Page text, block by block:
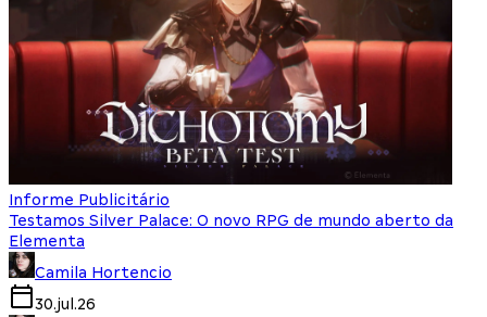
Informe Publicitário
Testamos Silver Palace: O novo RPG de mundo aberto da
Elementa
Camila Hortencio
30.jul.26